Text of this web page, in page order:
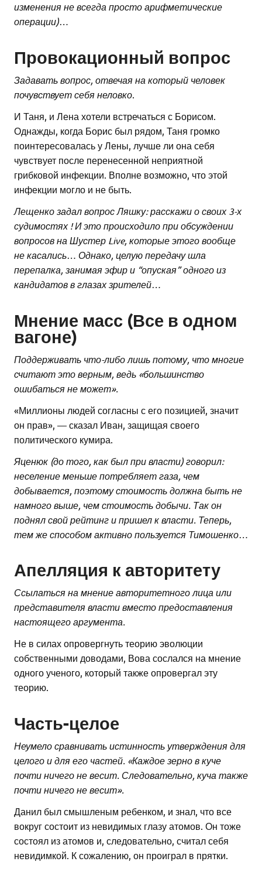
изменения не всегда просто арифметические
операции)…
Провокационный вопрос
Задавать вопрос, отвечая на который человек
почувствует себя неловко
И Таня, и Лена хотели встречаться с Борисом.
Однажды, когда Борис был рядом, Таня громко
поинтересовалась у Лены, лучше ли она себя
чувствует после перенесенной неприятной
грибковой инфекции. Вполне возможно, что этой
инфекции могло и не быть.
Лещенко задал вопрос Ляшку: расскажи о своих 3-х
судимостях ! И это происходило при обсуждении
вопросов на Шустер Live, которые этого вообще
не касались… Однако, целую передачу шла
перепалка, занимая эфир и “опуская” одного из
кандидатов в глазах зрителей…
Мнение масс (Все в одном
вагоне)
Поддерживать что-либо лишь потому, что многие
считают это верным, ведь «большинство
ошибаться не может».
«Миллионы людей согласны с его позицией, значит
он прав», — сказал Иван, защищая своего
политического кумира.
Яценюк (до того, как был при власти) говорил:
неселение меньше потребляет газа, чем
добывается, поэтому стоимость должна быть не
намного выше, чем стоимость добычи. Так он
поднял свой рейтинг и пришел к власти. Теперь,
тем же способом активно пользуется Тимошенко…
Апелляция к авторитету
Ссылаться на мнение авторитетного лица или
представителя власти вместо предоставления
настоящего аргумента.
Не в силах опровергнуть теорию эволюции
собственными доводами, Вова сослался на мнение
одного ученого, который также опровергал эту
теорию.
Часть-целое
Неумело сравнивать истинность утверждения для
целого и для его частей. «Каждое зерно в куче
почти ничего не весит. Следовательно, куча также
почти ничего не весит».
Данил был смышленым ребенком, и знал, что все
вокруг состоит из невидимых глазу атомов. Он тоже
состоял из атомов и, следовательно, считал себя
невидимкой. К сожалению, он проиграл в прятки.